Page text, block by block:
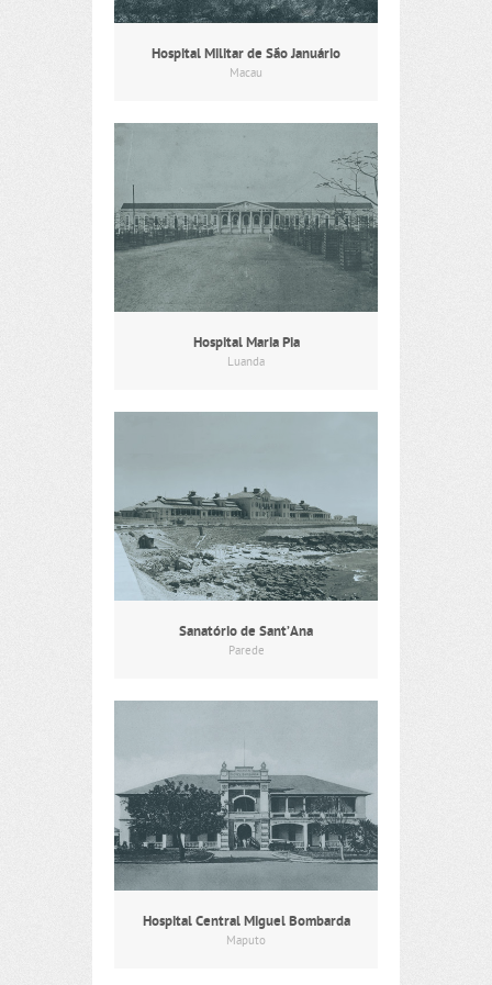
Hospital Militar de São Januário
Macau
Hospital Maria Pia
Luanda
Sanatório de Sant’Ana
Parede
Hospital Central Miguel Bombarda
Maputo